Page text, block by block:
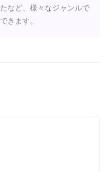
など、様々なジャンルで
きます。